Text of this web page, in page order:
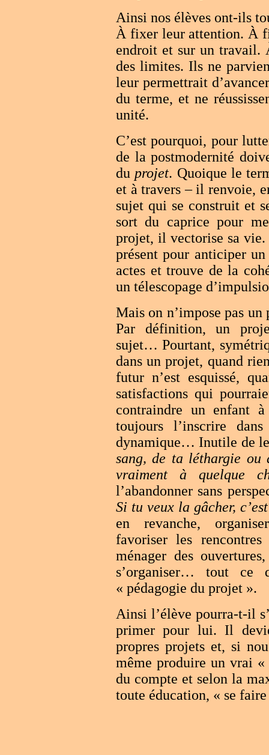
Ainsi nos élèves ont-ils
À fixer leur attention. À
endroit et sur un travail.
des limites. Ils ne
leur permettrait
du terme, et ne
unité.
C’est pourquoi, pour
de la postmodernité
du projet. Quoique le
et à travers – il renvoie,
sujet qui se construit et
sort du caprice pour
projet, il vectorise sa
présent pour anticiper
actes et trouve de la
un télescopage
Mais on n’impose pas
Par définition, un
sujet… Pourtant,
dans un projet, quand
futur n’est esquissé,
satisfactions qui
contraindre un enfant
toujours l’inscrire
dynamique… Inutile de
sang, de ta léthargie ou
vraiment à quelque
l’abandonner sans
Si tu veux la gâcher,
en revanche,
favoriser les
ménager des
s’organiser… tout ce
« pédagogie du projet ».
Ainsi l’élève pourra-t-il
primer pour lui. Il
propres projets et, si
même produire un vrai
du compte et selon la
toute éducation, « se